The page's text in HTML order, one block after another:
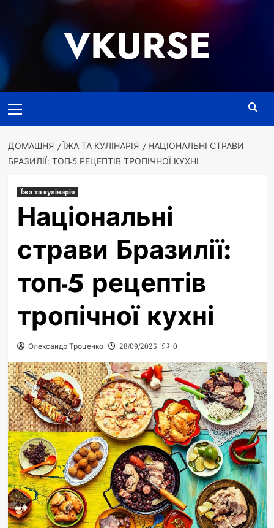
VKURSE
меню
ДОМАШНЯ ЇЖА ТА КУЛІНАРІЯ
НАЦІОНАЛЬНІ СТРАВИ
БРАЗИЛІЇ: ТОП-5 РЕЦЕПТІВ ТРОПІЧНОЇ КУХНІ
Їжа та кулінарія
Національні
страви Бразилії:
топ-5 рецептів
тропічної кухні
Олександр Троценко 28/09/2025 0